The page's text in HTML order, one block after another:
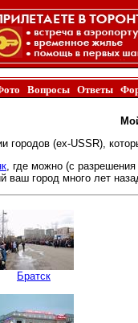
Вопросы Ответы
городов (ex-USSR),
, где можно (с
ваш город много лет
Братск